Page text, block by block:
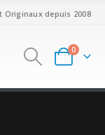
Originaux depuis 2008
0